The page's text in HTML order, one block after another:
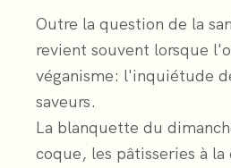
Outre la question de la
revient souvent lorsque
véganisme: l'inquiétude
saveurs.
La blanquette du
coque, les pâtisseries à